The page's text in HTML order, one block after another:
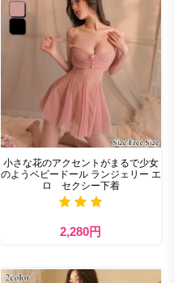
小さな花のアクセントがまるで少女
のようベビードール ランジェリー エ
ロ セクシー下着
2,280円